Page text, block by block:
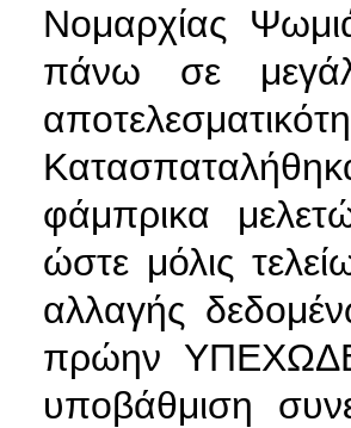
Νομαρχίας
πάνω σε
φάμπρικα
ώστε μόλις
αλλαγής
πρώην
υποβάθμιση